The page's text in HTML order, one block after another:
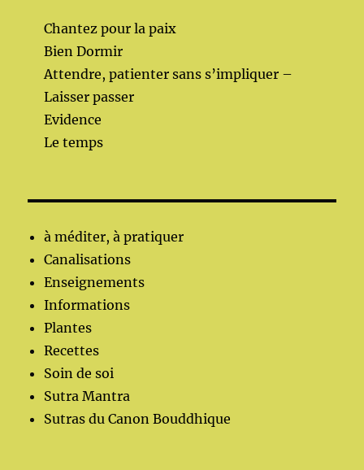
Chantez pour la paix
Bien Dormir
Attendre, patienter sans s’impliquer –
Laisser passer
Evidence
Le temps
à méditer, à pratiquer
Canalisations
Enseignements
Informations
Plantes
Recettes
Soin de soi
Sutra Mantra
Sutras du Canon Bouddhique